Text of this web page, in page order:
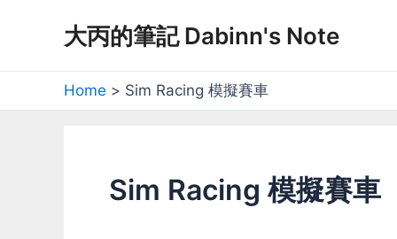
大丙的筆記 Dabinn's Note
Home Sim Racing 模擬賽車
Sim Racing 模擬賽車